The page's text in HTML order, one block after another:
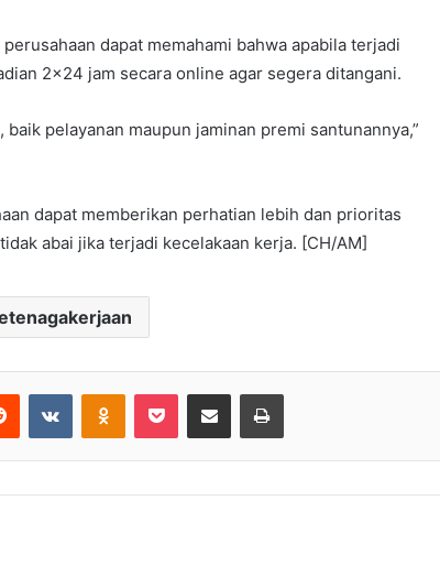
dapat memahami bahwa apabila terjadi
2×24 jam secara online agar segera ditangani.
pelayanan maupun jaminan premi santunannya,”
dapat memberikan perhatian lebih dan prioritas
abai jika terjadi kecelakaan kerja. [CH/AM]